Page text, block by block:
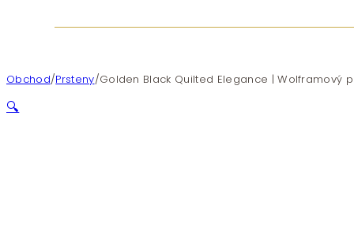
Obchod/Prsteny/Golden Black Quilted Elegance | Wolframový
🔍